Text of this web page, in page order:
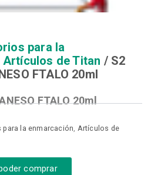
para la
Artículos de Titan / S2
FTALO 20ml
FTALO 20ml
la enmarcación Artículos de
comprar